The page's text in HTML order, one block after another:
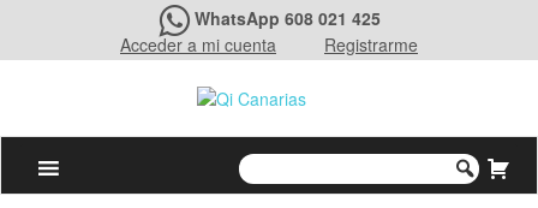
WhatsApp 608 021 425
Acceder a mi cuenta
Registrarme